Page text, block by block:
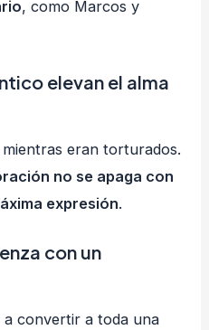
, como Marcos y
elevan el alma
eran torturados.
no se apaga con
expresión.
con un
convertir a toda una